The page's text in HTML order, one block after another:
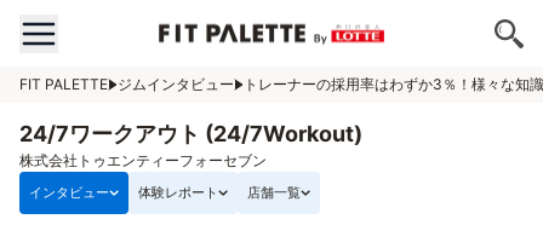
FIT PALETTE ジムインタビュー トレーナーの採用率はわずか3％！様々な知
24/7ワークアウト (24/7Workout)
株式会社トゥエンティーフォーセブン
インタビュー 体験レポート 店舗一覧